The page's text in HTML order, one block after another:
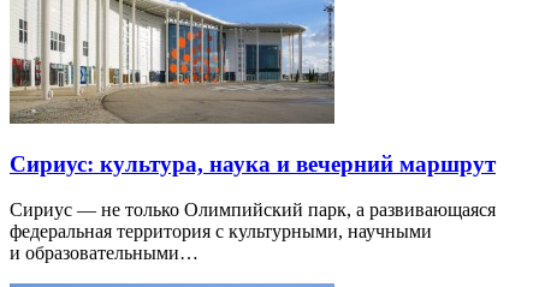
Сириус: культура, наука и вечерний маршрут
Сириус — не только Олимпийский парк, а развивающаяся
федеральная территория с культурными, научными
и образовательными…